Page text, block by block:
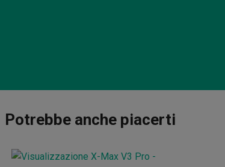
Potrebbe anche piacerti